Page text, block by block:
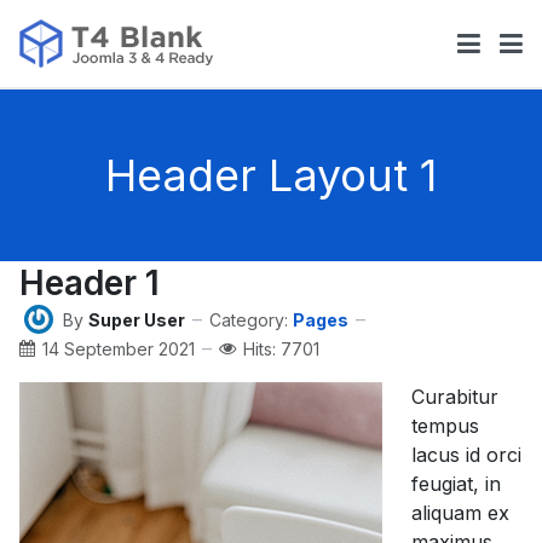
Header Layout 1
Header 1
By Super User Category: Pages
14 September 2021
Hits: 7701
Curabitur
tempus
lacus id orci
feugiat, in
aliquam ex